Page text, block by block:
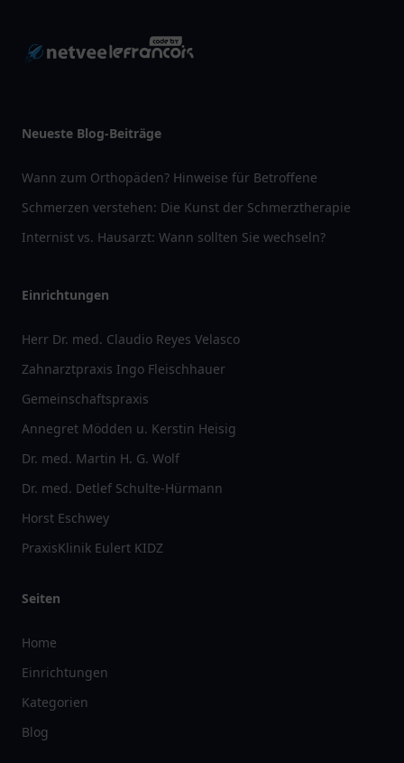
Neueste Blog-Beiträge
Wann zum Orthopäden? Hinweise für Betroffene
Schmerzen verstehen: Die Kunst der Schmerztherapie
Internist vs. Hausarzt: Wann sollten Sie wechseln?
Einrichtungen
Herr Dr. med. Claudio Reyes Velasco
Zahnarztpraxis Ingo Fleischhauer
Gemeinschaftspraxis
Annegret Mödden u. Kerstin Heisig
Dr. med. Martin H. G. Wolf
Dr. med. Detlef Schulte-Hürmann
Horst Eschwey
PraxisKlinik Eulert KIDZ
Seiten
Home
Einrichtungen
Kategorien
Blog